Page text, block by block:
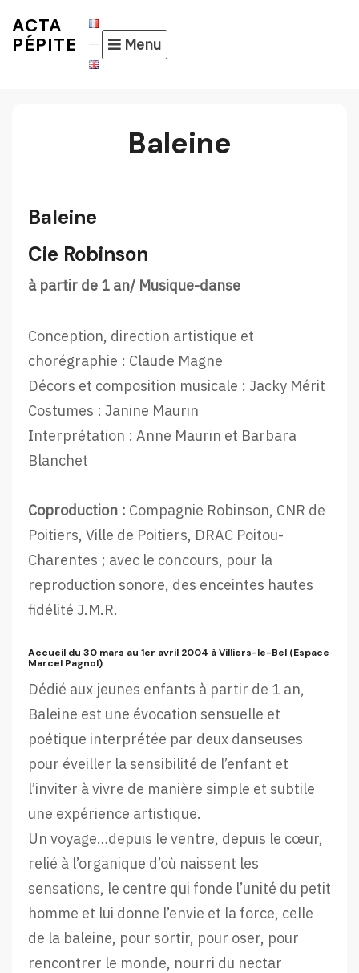
toACTA
PÉPITE
Menu
Baleine
Baleine
Cie Robinson
à partir de 1 an/ Musique-danse
Conception, direction artistique et
chorégraphie : Claude Magne
Décors et composition musicale : Jacky Mérit
Costumes : Janine Maurin
Interprétation : Anne Maurin et Barbara
Blanchet
Coproduction : Compagnie Robinson, CNR de
Poitiers, Ville de Poitiers, DRAC Poitou-
Charentes ; avec le concours, pour la
reproduction sonore, des enceintes hautes
fidélité J.M.R.
Accueil du 30 mars au 1er avril 2004 à Villiers-le-Bel (Espace
Marcel Pagnol)
Dédié aux jeunes enfants à partir de 1 an,
Baleine est une évocation sensuelle et
poétique interprétée par deux danseuses
pour éveiller la sensibilité de l’enfant et
l’inviter à vivre de manière simple et subtile
une expérience artistique.
Un voyage…depuis le ventre, depuis le cœur,
relié à l’organique d’où naissent les
sensations, le centre qui fonde l’unité du petit
homme et lui donne l’envie et la force, celle
de la baleine, pour sortir, pour oser, pour
rencontrer le monde, nourri du nectar